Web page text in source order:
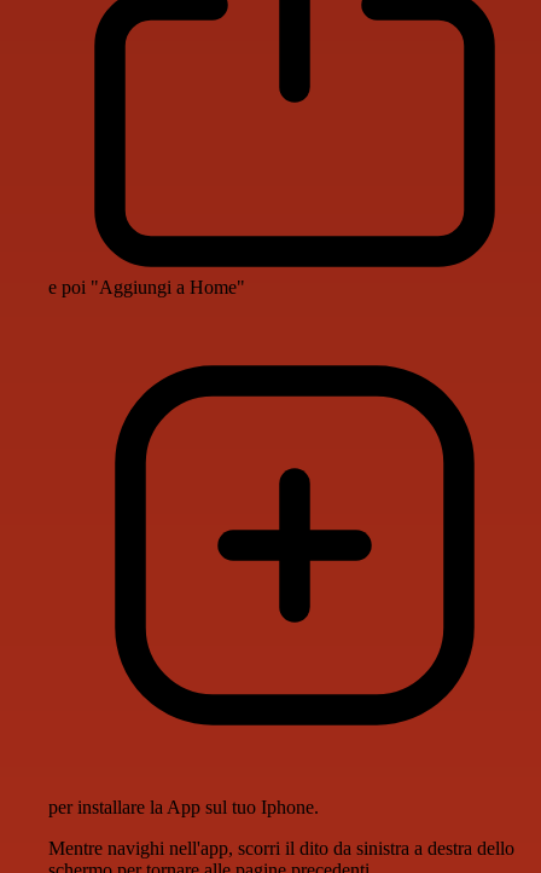
e poi "Aggiungi a Home"
per installare la App sul tuo Iphone.
Mentre navighi nell'app, scorri il dito da sinistra a destra dello